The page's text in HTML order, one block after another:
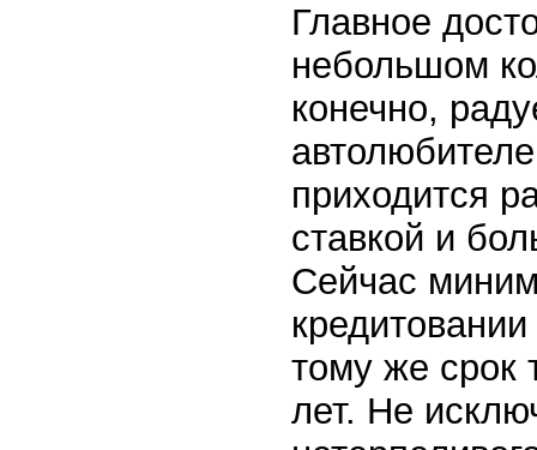
Главное
небольшом
конечно,
приходится
ставкой и
Сейчас
тому же срок
лет. Не